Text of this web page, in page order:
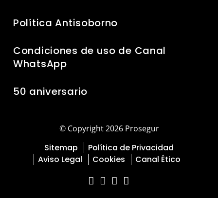
Política Antisoborno
Condiciones de uso de Canal
WhatsApp
50 aniversario
© Copyright 2026 Prosegur
Sitemap
Política de Privacidad
Aviso Legal
Cookies Canal Ético